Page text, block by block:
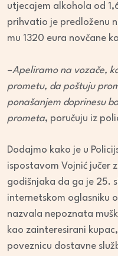
utjecajem alkohola od
prihvatio je predloženu
mu 1320 eura novčane
–Apeliramo na vozače,
prometu, da poštuju
ponašanjem doprinesu
prometa, poručuju iz
Dodajmo kako je u
ispostavom Vojnić jučer
godišnjaka da ga je 25.
internetskom oglasniku
nazvala nepoznata
kao zainteresirani
poveznicu dostavne